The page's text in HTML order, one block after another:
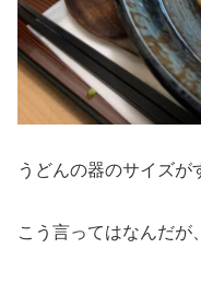
うどんの器のサイズが
こう言ってはなんだが